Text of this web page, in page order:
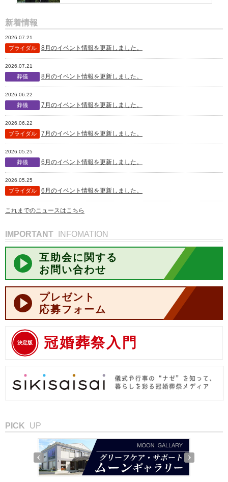
新着情報
2026.07.21
ブライダル 8月のイベント情報を更新しました。
2026.07.21
葬儀 8月のイベント情報を更新しました。
2026.06.22
葬儀 7月のイベント情報を更新しました。
2026.06.22
ブライダル 7月のイベント情報を更新しました。
2026.05.25
葬儀 6月のイベント情報を更新しました。
2026.05.25
ブライダル 6月のイベント情報を更新しました。
これまでのニュースはこちら
IMPORTANT INFOMATION
互助会に関する
お問い合わせ
プレゼント
応募フォーム
決定版 冠婚葬祭入門
PICK UP